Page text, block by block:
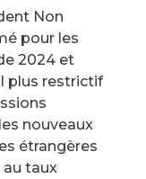
Non
pour les
2024 et
plus restrictif
nouveaux
étrangères
taux